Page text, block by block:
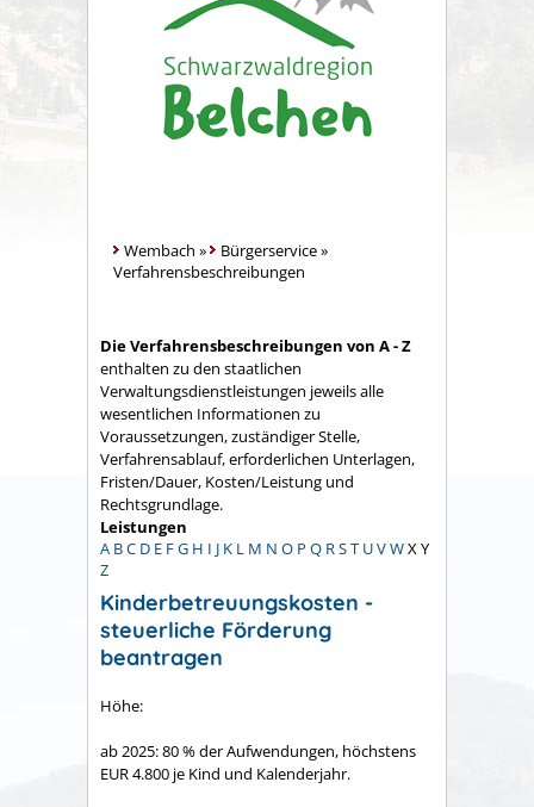
Wembach » Bürgerservice»
Verfahrensbeschreibungen
Die Verfahrensbeschreibungen von A - Z
enthalten zu den staatlichen
Verwaltungsdienstleistungen jeweils alle
wesentlichen Informationen zu
Voraussetzungen, zuständiger Stelle,
Verfahrensablauf, erforderlichen Unterlagen,
Fristen/Dauer, Kosten/Leistung und
Rechtsgrundlage.
Leistungen
A BC D E FG H I J K L M N O P Q RST UVWX Y
Z
Kinderbetreuungskosten -
steuerliche Förderung
beantragen
Höhe:
ab 2025: 80 % der Aufwendungen, höchstens
EUR 4.800 je Kind und Kalenderjahr.